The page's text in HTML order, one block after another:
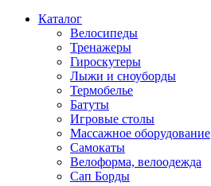
Каталог
Велосипеды
Тренажеры
Гироскутеры
Лыжи и сноуборды
Термобелье
Батуты
Игровые столы
Массажное оборудование
Самокаты
Велоформа, велоодежда
Сап Борды